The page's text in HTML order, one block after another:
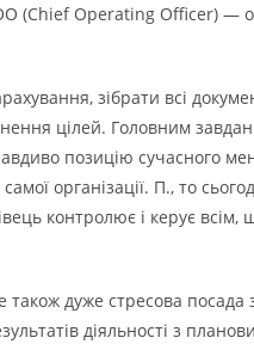
(Chief Operating Officer) —
зібрати всі
цілей. Головним
позицію сучасного
організації. П., то
контролює і керує всім,
також дуже стресова
діяльності з